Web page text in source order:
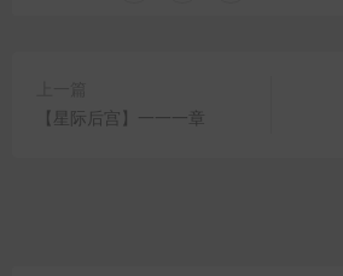
【星际后宫】一一一章